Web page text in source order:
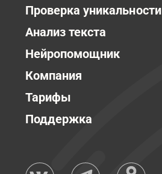
Проверка уникальности
Анализ текста
Нейропомощник
Компания
Тарифы
Поддержка